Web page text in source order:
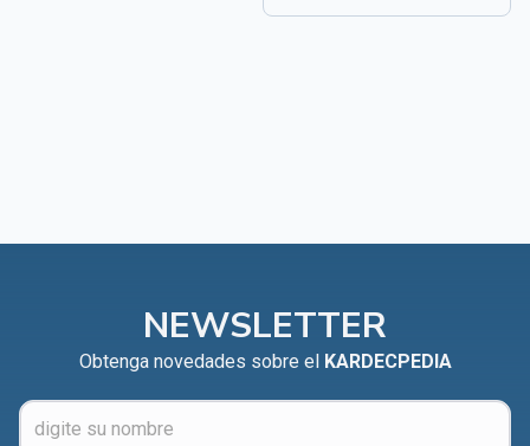
NEWSLETTER
Obtenga novedades sobre el KARDECPEDIA